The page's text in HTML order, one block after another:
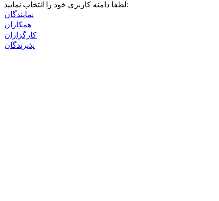
لطفا دامنه کاربری خود را انتخاب نمایید:
نمایندگان
همکاران
کارگزاران
پذیرندگان